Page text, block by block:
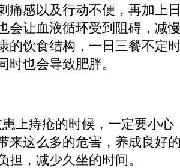
痛感以及行动不便，再加上
会让血液循环受到阻碍，减
的饮食结构，一日三餐不定
时也会导致肥胖。
上痔疮的时候，一定要小心
来这么多的危害，养成良好
担，减少久坐的时间。